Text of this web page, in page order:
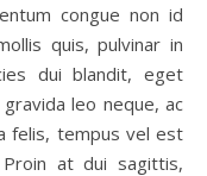
quis, pulvinar in
dui blandit, eget
leo neque, ac
felis, tempus vel est
at dui sagittis,